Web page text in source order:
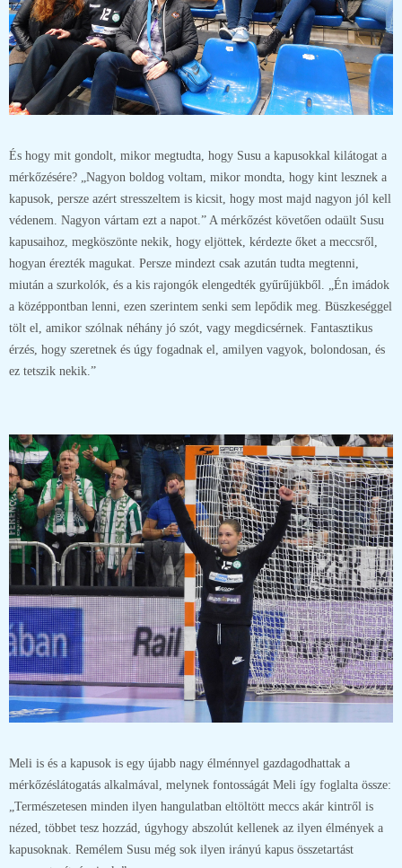
És hogy mit gondolt, mikor megtudta, hogy Susu a kapusokkal kilátogat a
mérkőzésére? „Nagyon boldog voltam, mikor mondta, hogy kint lesznek a
kapusok, persze azért stresszeltem is kicsit, hogy most majd nagyon jól kell
védenem. Nagyon vártam ezt a napot.” A mérkőzést követően odaült Susu
kapusaihoz, megköszönte nekik, hogy eljöttek, kérdezte őket a meccsről,
hogyan érezték magukat. Persze mindezt csak azután tudta megtenni,
miután a szurkolók, és a kis rajongók elengedték gyűrűjükből. „Én imádok
a középpontban lenni, ezen szerintem senki sem lepődik meg. Büszkeséggel
tölt el, amikor szólnak néhány jó szót, vagy megdicsérnek. Fantasztikus
érzés, hogy szeretnek és úgy fogadnak el, amilyen vagyok, bolondosan, és
ez tetszik nekik.”
Meli is és a kapusok is egy újabb nagy élménnyel gazdagodhattak a
mérkőzéslátogatás alkalmával, melynek fontosságát Meli így foglalta össze:
„Természetesen minden ilyen hangulatban eltöltött meccs akár kintről is
nézed, többet tesz hozzád, úgyhogy abszolút kellenek az ilyen élmények a
kapusoknak. Remélem Susu még sok ilyen irányú kapus összetartást